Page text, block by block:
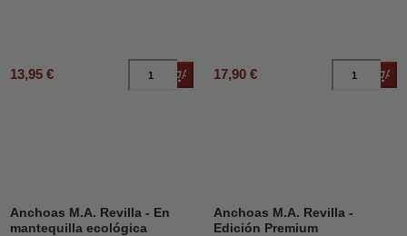
13,95 € Añadir al carrito
17,90 €
Anchoas M.A. Revilla - En
mantequilla ecológica
Anchoas M.A. Revilla -
Edición Premium